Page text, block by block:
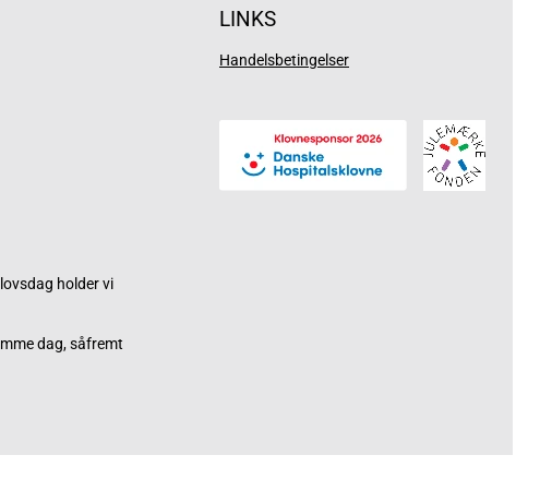
holder vi
dag, såfremt
LINKS
Handelsbetingelser